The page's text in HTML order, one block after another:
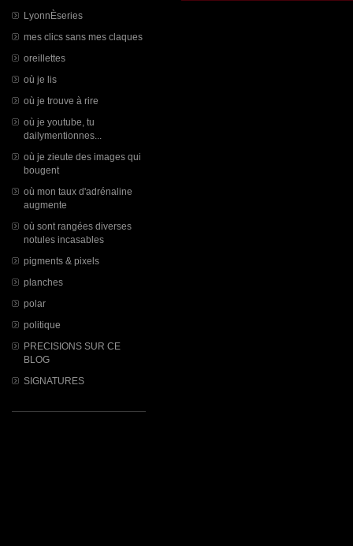
LyonnÈseries
mes clics sans mes claques
oreillettes
où je lis
où je trouve à rire
où je youtube, tu
dailymentionnes...
où je zieute des images qui
bougent
où mon taux d'adrénaline
augmente
où sont rangées diverses
notules incasables
pigments & pixels
planches
polar
politique
PRECISIONS SUR CE
BLOG
SIGNATURES